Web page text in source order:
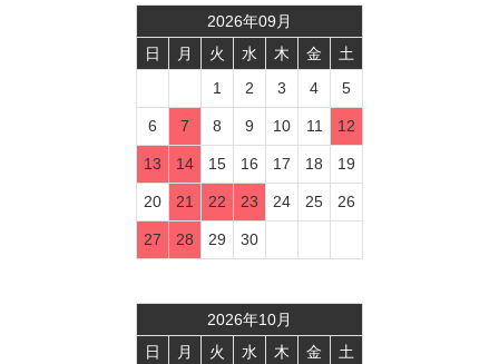
2026年09月
日
月 火 水 木 金
土
1
2 3 4 5
6 7 8 9 10 11 12
13 14 15 16 17 18 19
20 21 22 23 24 25 26
27 28 29 30
2026年10月
日
月 火 水 木 金
土